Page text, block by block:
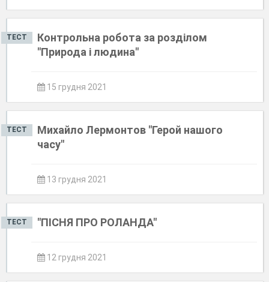
ТЕСТ
Контрольна робота за розділом
"Природа і людина"
15 грудня 2021
ТЕСТ
Михайло Лермонтов "Герой нашого
часу"
13 грудня 2021
ТЕСТ "ПІСНЯ ПРО РОЛАНДА"
12 грудня 2021